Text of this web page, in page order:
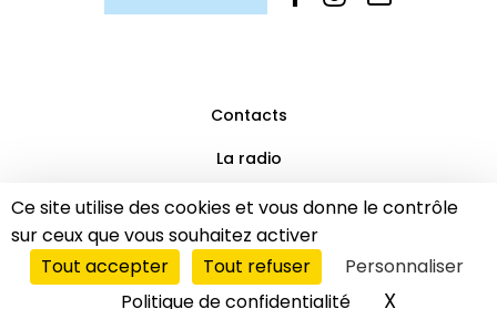
Ce site utilise des cookies et vous donne le contrôle
sur ceux que vous souhaitez activer
Tout accepter
Tout refuser
Personnaliser
Politique de confidentialité
XMasquer
Contacts
La radio
Mentions légales
Partenaires
© 2019 Beaub’FM | Tous droits réservés.
LE DIRECT